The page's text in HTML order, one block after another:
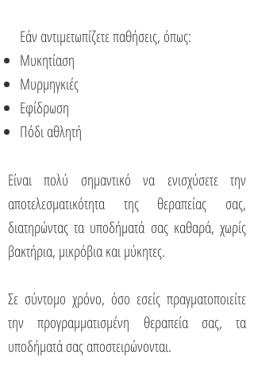
Εάν αντιμετωπίζετε παθήσεις, όπως:
Μυκητίαση
Μυρμηγκιές
Εφίδρωση
Πόδι αθλητή
Είναι πολύ σημαντικό να ενισχύσετε την
αποτελεσματικότητα της θεραπείας σας,
διατηρώντας τα υποδήματά σας καθαρά, χωρίς
βακτήρια, μικρόβια και μύκητες.
Σε σύντομο χρόνο, όσο εσείς πραγματοποιείτε
την προγραμματισμένη θεραπεία σας, τα
υποδήματά σας αποστειρώνονται.